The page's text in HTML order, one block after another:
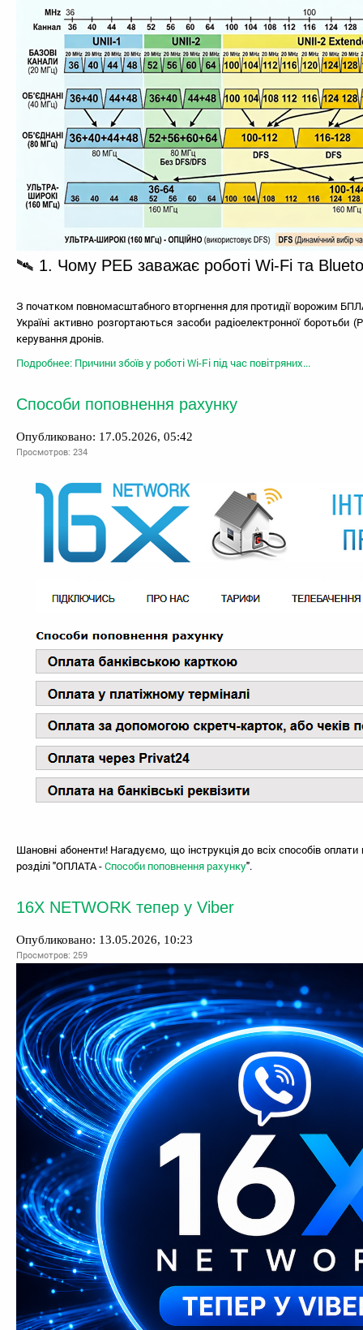
🛰️ 1. Чому РЕБ заважає роботі Wi-Fi та
З початком повномасштабного вторгнення для протидії ворожим
Україні активно розгортаються засоби радіоелектронної боротьби
керування дронів.
Подробнее: Причини збоїв у роботі Wi-Fi під час повітряних...
Способи поповнення рахунку
Опубликовано: 17.05.2026, 05:42
Просмотров: 234
Шановні абоненти! Нагадуємо, що інструкція до всіх способів
розділі "ОПЛАТА -Способи поповнення рахунку".
16X NETWORK тепер у Viber
Опубликовано: 13.05.2026, 10:23
Просмотров: 259